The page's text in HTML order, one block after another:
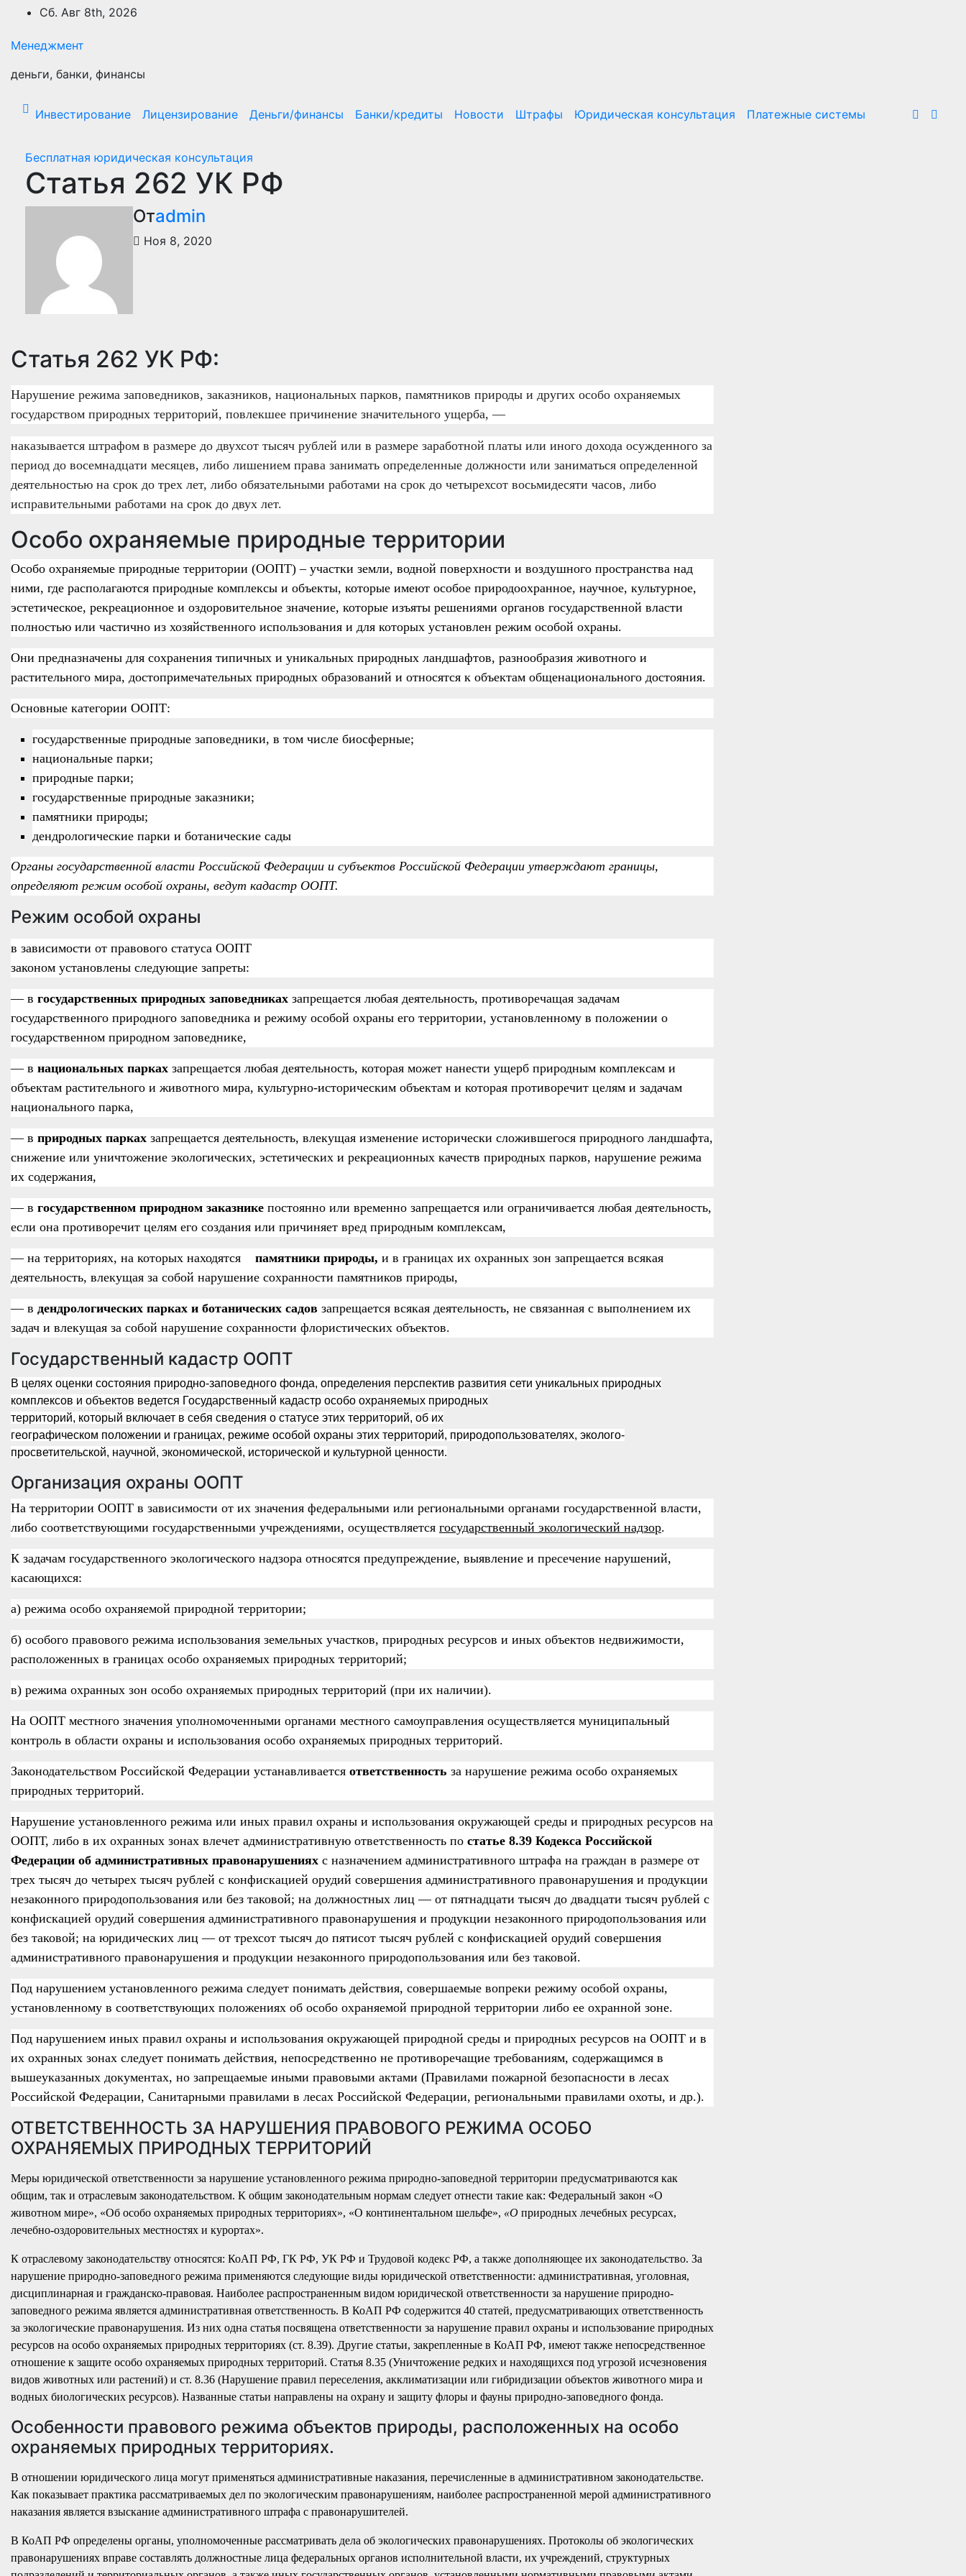
Перейти
содержимому
Сб. Авг 8th, 2026
Менеджмент
деньги, банки, финансы
Инвестирование Лицензирование Деньги/финансы Банки/кредиты Новости Штрафы Юридическая консультация Платежные системы
Бесплатная юридическая консультация
Статья 262 УК РФ
Отadmin
Ноя 8, 2020
Статья 262 УК РФ:
Нарушение режима заповедников, заказников, национальных парков, памятников природы и других особо охраняемых
государством природных территорий, повлекшее причинение значительного ущерба, —
наказывается штрафом в размере до двухсот тысяч рублей или в размере заработной платы или иного дохода осужденного за
период до восемнадцати месяцев, либо лишением права занимать определенные должности или заниматься определенной
деятельностью на срок до трех лет, либо обязательными работами на срок до четырехсот восьмидесяти часов, либо
исправительными работами на срок до двух лет.
Особо охраняемые природные территории
Особо охраняемые природные территории (ООПТ) – участки земли, водной поверхности и воздушного пространства над
ними, где располагаются природные комплексы и объекты, которые имеют особое природоохранное, научное, культурное,
эстетическое, рекреационное и оздоровительное значение, которые изъяты решениями органов государственной власти
полностью или частично из хозяйственного использования и для которых установлен режим особой охраны.
Они предназначены для сохранения типичных и уникальных природных ландшафтов, разнообразия животного и
растительного мира, достопримечательных природных образований и относятся к объектам общенационального достояния.
Основные категории ООПТ:
государственные природные заповедники, в том числе биосферные;
национальные парки;
природные парки;
государственные природные заказники;
памятники природы;
дендрологические парки и ботанические сады
Органы государственной власти Российской Федерации и субъектов Российской Федерации утверждают границы,
определяют режим особой охраны, ведут кадастр ООПТ.
Режим особой охраны
в зависимости от правового статуса ООПТ
законом установлены следующие запреты:
— в государственных природных заповедниках запрещается любая деятельность, противоречащая задачам
государственного природного заповедника и режиму особой охраны его территории, установленному в положении о
государственном природном заповеднике,
— в национальных парках запрещается любая деятельность, которая может нанести ущерб природным комплексам и
объектам растительного и животного мира, культурно-историческим объектам и которая противоречит целям и задачам
национального парка,
— в природных парках запрещается деятельность, влекущая изменение исторически сложившегося природного ландшафта,
снижение или уничтожение экологических, эстетических и рекреационных качеств природных парков, нарушение режима
их содержания,
— в государственном природном заказнике постоянно или временно запрещается или ограничивается любая деятельность,
если она противоречит целям его создания или причиняет вред природным комплексам,
— на территориях, на которых находятся памятники природы, и в границах их охранных зон запрещается всякая
деятельность, влекущая за собой нарушение сохранности памятников природы,
— в дендрологических парках и ботанических садов запрещается всякая деятельность, не связанная с выполнением их
задач и влекущая за собой нарушение сохранности флористических объектов.
Государственный кадастр ООПТ
В целях оценки состояния природно-заповедного фонда, определения перспектив развития сети уникальных природных
комплексов и объектов ведется Государственный кадастр особо охраняемых природных
территорий, который включает в себя сведения о статусе этих территорий, об их
географическом положении и границах, режиме особой охраны этих территорий, природопользователях, эколого-
просветительской, научной, экономической, исторической и культурной ценности.
Организация охраны ООПТ
На территории ООПТ в зависимости от их значения федеральными или региональными органами государственной власти,
либо соответствующими государственными учреждениями, осуществляется государственный экологический надзор.
К задачам государственного экологического надзора относятся предупреждение, выявление и пресечение нарушений,
касающихся:
а) режима особо охраняемой природной территории;
б) особого правового режима использования земельных участков, природных ресурсов и иных объектов недвижимости,
расположенных в границах особо охраняемых природных территорий;
в) режима охранных зон особо охраняемых природных территорий (при их наличии).
На ООПТ местного значения уполномоченными органами местного самоуправления осуществляется муниципальный
контроль в области охраны и использования особо охраняемых природных территорий.
Законодательством Российской Федерации устанавливается ответственность за нарушение режима особо охраняемых
природных территорий.
Нарушение установленного режима или иных правил охраны и использования окружающей среды и природных ресурсов на
ООПТ, либо в их охранных зонах влечет административную ответственность по статье 8.39 Кодекса Российской
Федерации об административных правонарушениях с назначением административного штрафа на граждан в размере от
трех тысяч до четырех тысяч рублей с конфискацией орудий совершения административного правонарушения и продукции
незаконного природопользования или без таковой; на должностных лиц — от пятнадцати тысяч до двадцати тысяч рублей с
конфискацией орудий совершения административного правонарушения и продукции незаконного природопользования или
без таковой; на юридических лиц — от трехсот тысяч до пятисот тысяч рублей с конфискацией орудий совершения
административного правонарушения и продукции незаконного природопользования или без таковой.
Под нарушением установленного режима следует понимать действия, совершаемые вопреки режиму особой охраны,
установленному в соответствующих положениях об особо охраняемой природной территории либо ее охранной зоне.
Под нарушением иных правил охраны и использования окружающей природной среды и природных ресурсов на ООПТ и в
их охранных зонах следует понимать действия, непосредственно не противоречащие требованиям, содержащимся в
вышеуказанных документах, но запрещаемые иными правовыми актами (Правилами пожарной безопасности в лесах
Российской Федерации, Санитарными правилами в лесах Российской Федерации, региональными правилами охоты, и др.).
ОТВЕТСТВЕННОСТЬ ЗА НАРУШЕНИЯ ПРАВОВОГО РЕЖИМА ОСОБО
ОХРАНЯЕМЫХ ПРИРОДНЫХ ТЕРРИТОРИЙ
Меры юридической ответственности за нарушение установленного режима природно-заповедной территории предусматриваются как
общим, так и отраслевым законодательством. К общим законодательным нормам следует отнести такие как: Федеральный закон «О
животном мире», «Об особо охраняемых природных территориях», «О континентальном шельфе», «О природных лечебных ресурсах,
лечебно-оздоровительных местностях и курортах».
К отраслевому законодательству относятся: КоАП РФ, ГК РФ, УК РФ и Трудовой кодекс РФ, а также дополняющее их законодательство. За
нарушение природно-заповедного режима применяются следующие виды юридической ответственности: административная, уголовная,
дисциплинарная и гражданско-правовая. Наиболее распространенным видом юридической ответственности за нарушение природно-
заповедного режима является административная ответственность. В КоАП РФ содержится 40 статей, предусматривающих ответственность
за экологические правонарушения. Из них одна статья посвящена ответственности за нарушение правил охраны и использование природных
ресурсов на особо охраняемых природных территориях (ст. 8.39). Другие статьи, закрепленные в КоАП РФ, имеют также непосредственное
отношение к защите особо охраняемых природных территорий. Статья 8.35 (Уничтожение редких и находящихся под угрозой исчезновения
видов животных или растений) и ст. 8.36 (Нарушение правил переселения, акклиматизации или гибридизации объектов животного мира и
водных биологических ресурсов). Названные статьи направлены на охрану и защиту флоры и фауны природно-заповедного фонда.
Особенности правового режима объектов природы, расположенных на особо
охраняемых природных территориях.
В отношении юридического лица могут применяться административные наказания, перечисленные в административном законодательстве.
Как показывает практика рассматриваемых дел по экологическим правонарушениям, наиболее распространенной мерой административного
наказания является взыскание административного штрафа с правонарушителей.
В КоАП РФ определены органы, уполномоченные рассматривать дела об экологических правонарушениях. Протоколы об экологических
правонарушениях вправе составлять должностные лица федеральных органов исполнительной власти, их учреждений, структурных